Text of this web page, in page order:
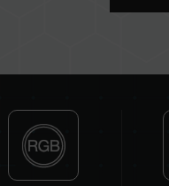
機板、CPU 相容
預設頻率（
/ 2400 (或更低)。
疵。
XMP 2.0 需由使